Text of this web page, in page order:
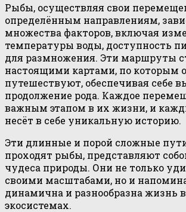
Рыбы, осуществляя свои
определённым направлениям,
множества факторов, включая
температуры воды, доступность
для размножения. Эти маршруты
настоящими картами, по которым
путешествуют, обеспечивая себе
продолжение рода. Каждое
важным этапом в их жизни, и
несёт в себе уникальную историю.
Эти длинные и порой сложные
проходят рыбы, представляют
чудеса природы. Они не только
своими масштабами, но и
динамична и разнообразна жизнь
экосистемах.